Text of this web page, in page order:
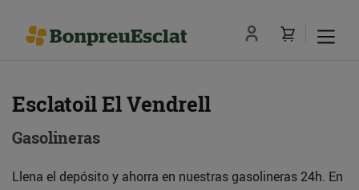
Esclatoil El Vendrell
Gasolineras
Llena el depósito y ahorra en nuestras gasolineras 24h. En